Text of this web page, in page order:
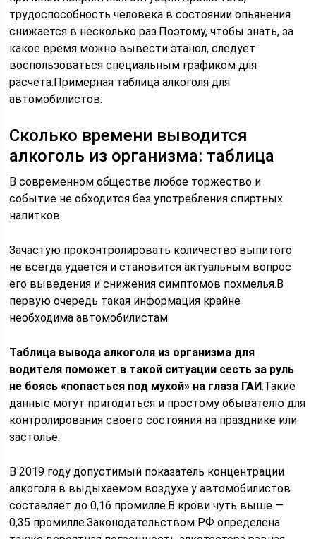
трудоспособность человека в состоянии опьянения
снижается в несколько раз.Поэтому, чтобы знать, за
какое время можно вывести этанол, следует
воспользоваться специальным графиком для
расчета.Примерная таблица алкоголя для
автомобилистов:
Сколько времени выводится
алкоголь из организма: таблица
В современном обществе любое торжество и
событие не обходится без употребления спиртных
напитков.
Зачастую проконтролировать количество выпитого
не всегда удается и становится актуальным вопрос
его выведения и снижения симптомов похмелья.В
первую очередь такая информация крайне
необходима автомобилистам.
Таблица вывода алкоголя из организма для
водителя поможет в такой ситуации сесть за руль
не боясь «попасться под мухой» на глаза ГАИ.Такие
данные могут пригодиться и простому обывателю для
контролирования своего состояния на празднике или
застолье.
В 2019 году допустимый показатель концентрации
алкоголя в выдыхаемом воздухе у автомобилистов
составляет до 0,16 промилле.В крови чуть выше —
0,35 промилле.Законодательством РФ определена